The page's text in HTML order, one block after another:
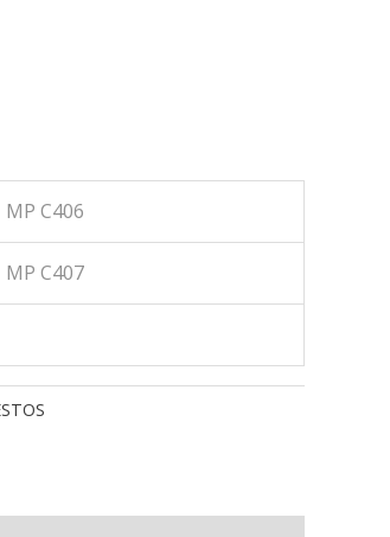
MP C406
MP C407